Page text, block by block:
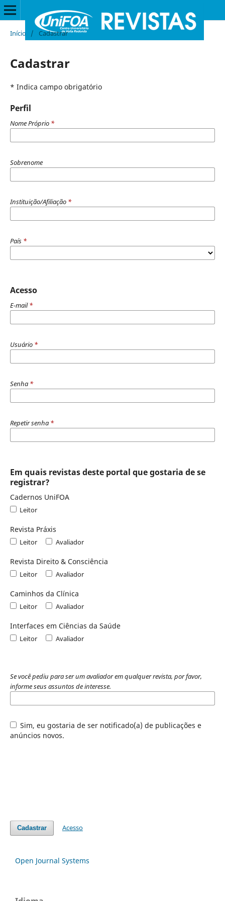
Início / Cadastrar
Cadastrar
* Indica campo obrigatório
Perfil
Nome Próprio *
Sobrenome
Instituição/Afiliação *
País *
Acesso
E-mail*
Usuário *
Senha *
Repetir senha *
Em quais revistas deste portal que gostaria de se
registrar?
Cadernos UniFOA
Leitor
Revista Práxis
Leitor Avaliador
Revista Direito & Consciência
Leitor Avaliador
Caminhos da Clínica
Leitor Avaliador
Interfaces em Ciências da Saúde
Leitor Avaliador
Se você pediu para ser um avaliador em qualquer revista, por favor,
informe seus assuntos de interesse.
Sim, eu gostaria de ser notificado(a) de publicações e
anúncios novos.
Cadastrar Acesso
Open Journal Systems